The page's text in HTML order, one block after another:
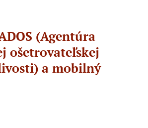
(Agentúra
ošetrovateľskej
a mobilný